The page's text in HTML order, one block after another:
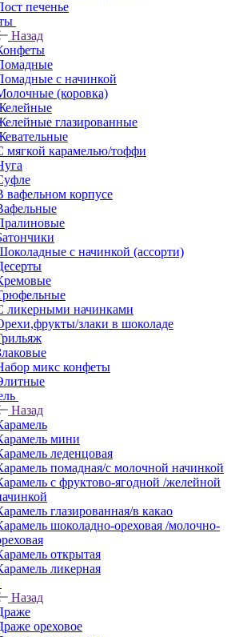
печенье
Назад
с начинкой
(коровка)
глазированные
мягкой карамелью/тоффи
вафельном корпусе
с начинкой (ассорти)
ликерными начинками
злаки в шоколаде
микс конфеты
Назад
мини
леденцовая
помадная/с молочной начинкой
с фруктово-ягодной /желейной
глазированная/в какао
шоколадно-ореховая /молочно-
открытая
ликерная
Назад
ореховое